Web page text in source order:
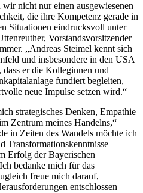
nicht nur einen ausgewiesenen
die ihre Kompetenz gerade in
Situationen eindrucksvoll unter
Vorstandsvorsitzender
„Andreas Steimel kennt sich
und insbesondere in den USA
er die Kolleginnen und
fundiert begleiten,
neue Impulse setzen wird.“
strategisches Denken, Empathie
Zentrum meines Handelns,“
in Zeiten des Wandels möchte ich
Transformationskenntnisse
Erfolg der Bayerischen
bedanke mich für das
freue mich darauf,
entschlossen